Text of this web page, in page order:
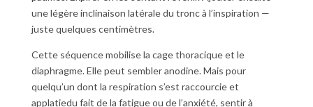
une légère inclinaison latérale du tronc à l’inspiration —
juste quelques centimètres.
Cette séquence mobilise la cage thoracique et le
diaphragme. Elle peut sembler anodine. Mais pour
quelqu’un dont la respiration s’est raccourcie et
applatiedu fait de la fatigue ou de l’anxiété, sentir à